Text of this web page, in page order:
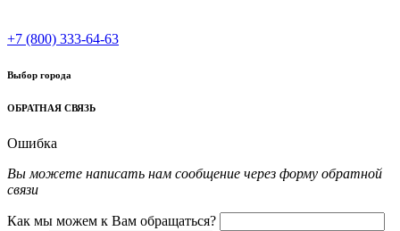
+7 (800) 333-64-63
Выбор города
ОБРАТНАЯ СВЯЗЬ
Ошибка
Вы можете написать нам сообщение через форму обратной
связи
Как мы можем к Вам обращаться?